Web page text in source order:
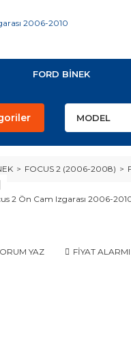
FORD BİNEK
FOCUS 2 (2006-2008)
YAZ FİYAT ALARMI